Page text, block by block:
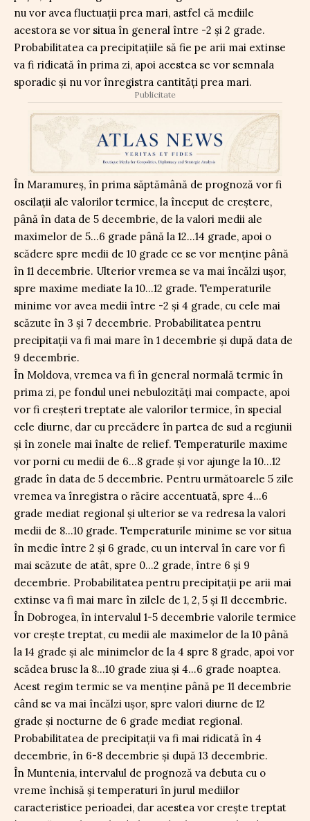
nu vor avea fluctuații prea mari, astfel că mediile
acestora se vor situa în general între -2 și 2 grade.
Probabilitatea ca precipitațiile să fie pe arii mai extinse
va fi ridicată în prima zi, apoi acestea se vor semnala
sporadic și nu vor înregistra cantități prea mari.
Publicitate
În Maramureș, în prima săptămână de prognoză vor fi
oscilații ale valorilor termice, la început de creștere,
până în data de 5 decembrie, de la valori medii ale
maximelor de 5…6 grade până la 12…14 grade, apoi o
scădere spre medii de 10 grade ce se vor menține până
în 11 decembrie. Ulterior vremea se va mai încălzi ușor,
spre maxime mediate la 10…12 grade. Temperaturile
minime vor avea medii între -2 și 4 grade, cu cele mai
scăzute în 3 și 7 decembrie. Probabilitatea pentru
precipitații va fi mai mare în 1 decembrie și după data de
9 decembrie.
În Moldova, vremea va fi în general normală termic în
prima zi, pe fondul unei nebulozități mai compacte, apoi
vor fi creșteri treptate ale valorilor termice, în special
cele diurne, dar cu precădere în partea de sud a regiunii
și în zonele mai înalte de relief. Temperaturile maxime
vor porni cu medii de 6…8 grade și vor ajunge la 10…12
grade în data de 5 decembrie. Pentru următoarele 5 zile
vremea va înregistra o răcire accentuată, spre 4…6
grade mediat regional și ulterior se va redresa la valori
medii de 8…10 grade. Temperaturile minime se vor situa
în medie între 2 și 6 grade, cu un interval în care vor fi
mai scăzute de atât, spre 0…2 grade, între 6 și 9
decembrie. Probabilitatea pentru precipitații pe arii mai
extinse va fi mai mare în zilele de 1, 2, 5 și 11 decembrie.
În Dobrogea, în intervalul 1-5 decembrie valorile termice
vor crește treptat, cu medii ale maximelor de la 10 până
la 14 grade și ale minimelor de la 4 spre 8 grade, apoi vor
scădea brusc la 8…10 grade ziua și 4…6 grade noaptea.
Acest regim termic se va menține până pe 11 decembrie
când se va mai încălzi ușor, spre valori diurne de 12
grade și nocturne de 6 grade mediat regional.
Probabilitatea de precipitații va fi mai ridicată în 4
decembrie, în 6-8 decembrie și după 13 decembrie.
În Muntenia, intervalul de prognoză va debuta cu o
vreme închisă și temperaturi în jurul mediilor
caracteristice perioadei, dar acestea vor crește treptat